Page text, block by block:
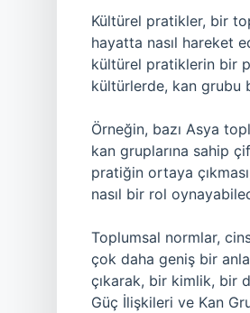
Kültürel pratikler, bir
hayatta nasıl hareket
kültürel pratiklerin bir
kültürlerde, kan grubu
Örneğin, bazı Asya
kan gruplarına sahip
pratiğin ortaya
nasıl bir rol
Toplumsal normlar,
çok daha geniş bir
çıkarak, bir kimlik, bir
Güç İlişkileri ve Kan